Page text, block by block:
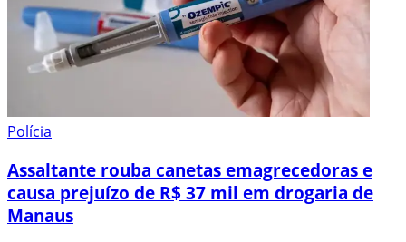
Polícia
Assaltante rouba canetas emagrecedoras e
causa prejuízo de R$ 37 mil em drogaria de
Manaus